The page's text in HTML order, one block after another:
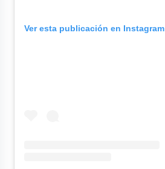
Ver esta publicación en Instagram